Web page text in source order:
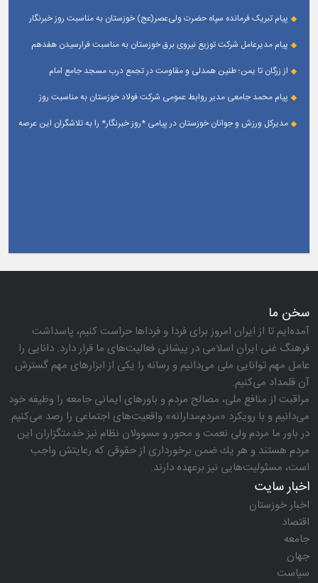
پیام تبریک فرمانده سپاه حضرت ولی‌عصر(عج) خوزستان به مناسبت روز خبرنگار
پیام مدیرعامل شرکت توزیع نیروی برق خوزستان به مناسبت فرارسیدن هفدهم
از زرگان تا یمن؛ طنین همدلی و مقاومت در تجمع درب مسجد جامع امام
پیام محمد جامعی مدیر روابط عمومی شرکت فولاد خوزستان به مناسبت روز
مدیرکل ورزش و جوانان خوزستان در پیامی *روز خبرنگار* را به تلاشگران این عرصه
سخن ما
آمده‌ایم تا از ایران امروز برای فردا و فرداها حراست كنیم، پاسداشت
فرهنگ غنی ایرانِ اسلامی در پیشانی فعالیت‌های ما قرار دارد. دانایی را
عامل مهم توانایی ملی می‌دانیم و رسانه را یكی از ابزارهای مهم گسترش
آن قلمداد می‌كنیم.
مراقبت از منافع ملی، مصالح مردم و باورهای ایمانی جامعه را وظیفه خود
می‌دانیم و با رویكرد «مردم‌مدارانه‌» واقعیت‌های اجتماعی را رصد می‌كنیم.
در باور ما مردم ولی نعمت و محور و مسوولان نظام نیز خدمتگزاران این
مردم هستند و هر یك ضمن برخورداری از حقوقی كه رعایتش واجب
است، مسئولیت‌هایی نیز برعهده دارند.
اخبار سایت
اخبار خوزستان
اقتصاد
جامعه
جهان
سیاست